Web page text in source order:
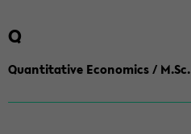
Q
Quantitative Economics / M.Sc.